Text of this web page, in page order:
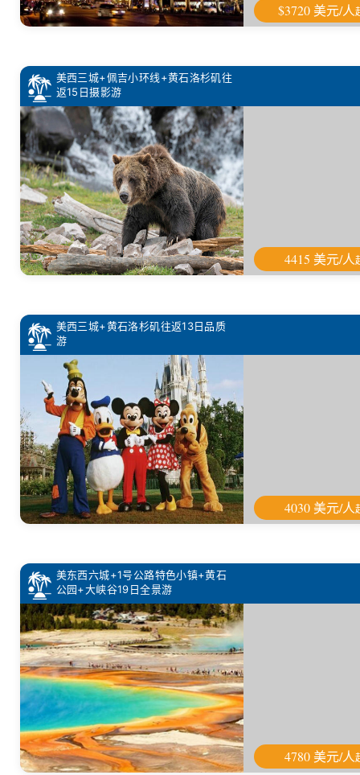
$3720 美元/人
美西三城+佩吉小环线+黄石洛杉矶往
返15日摄影游
4415 美元/人
美西三城+黄石洛杉矶往返13日品质
游
4030 美元/人
美东西六城+1号公路特色小镇+黄石
公园+大峡谷19日全景游
4780 美元/人